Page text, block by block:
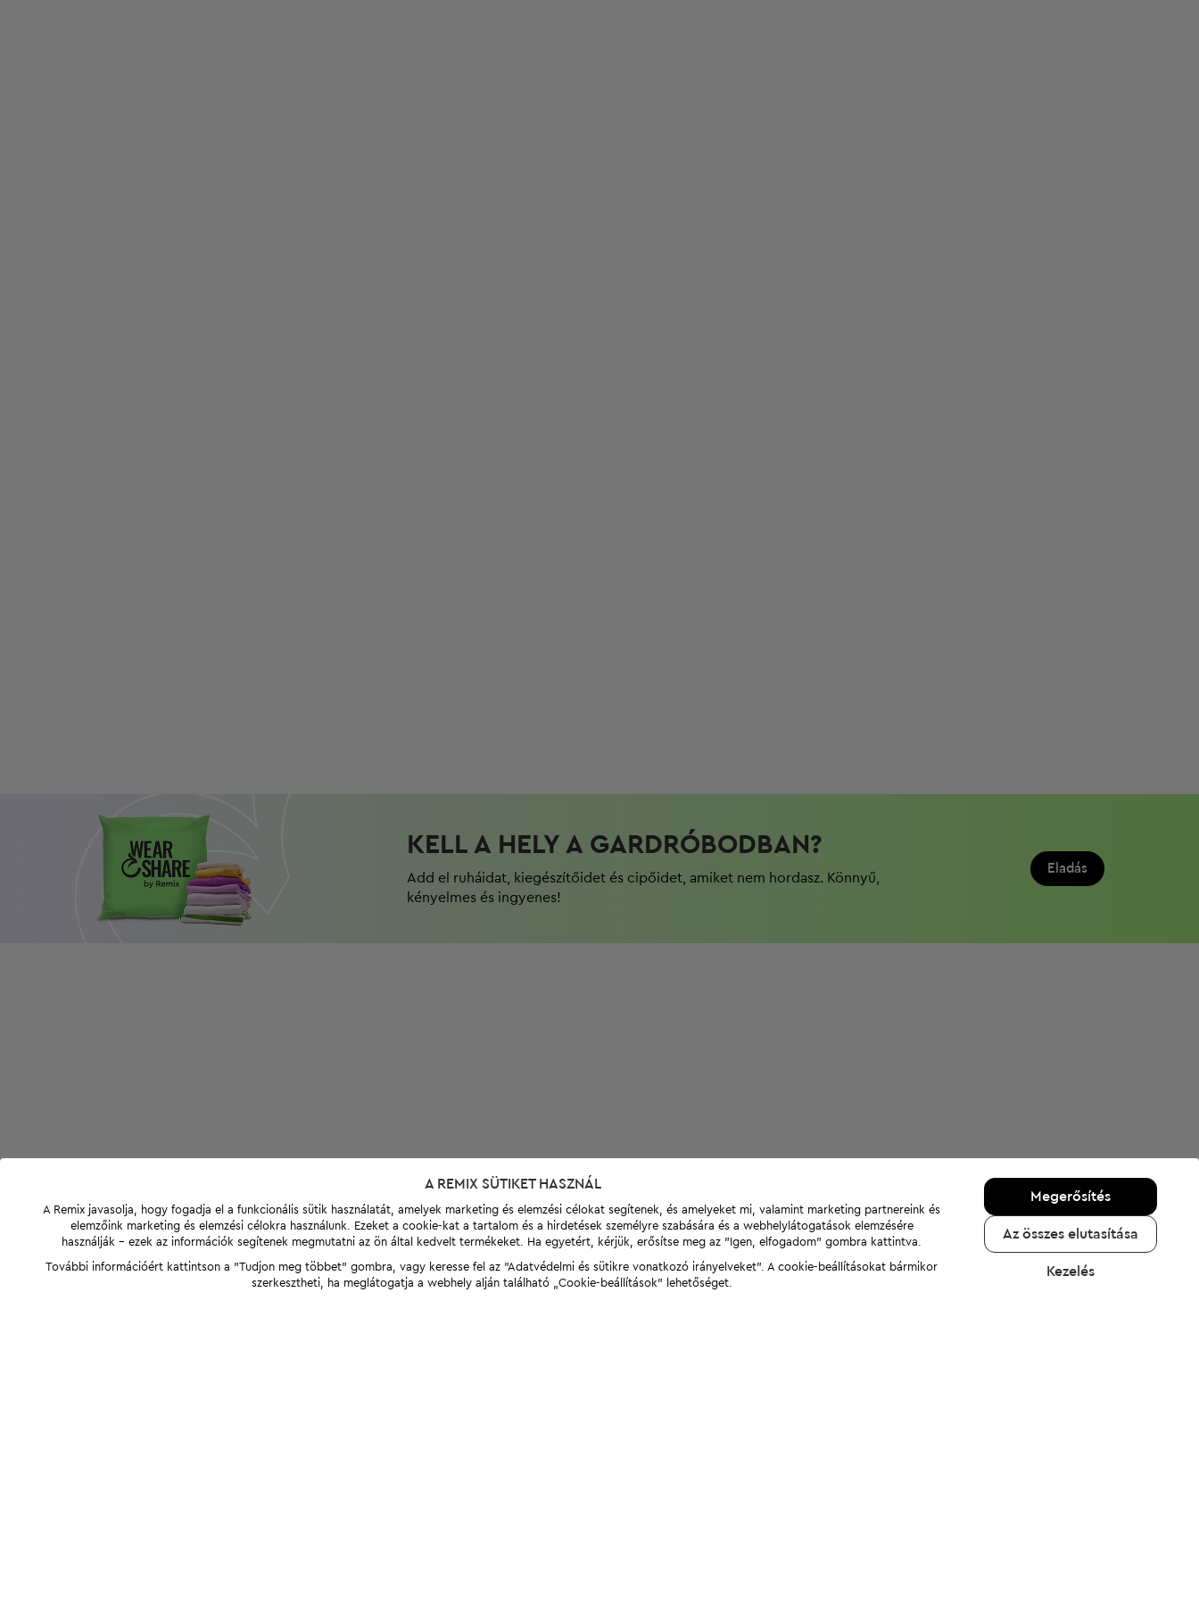
KELL A HELY A GARDRÓBODBAN?
Add el ruháidat, kiegészítőidet és cipőidet, amiket nem hordasz. Könnyű,
kényelmes és ingyenes!
Eladás
A REMIX SÜTIKET HASZNÁL
A Remix javasolja, hogy fogadja el a funkcionális sütik használatát, amelyek marketing és elemzési célokat segítenek, és amelyeket mi, valamint marketing partnereink és
elemzőink marketing és elemzési célokra használunk. Ezeket a cookie-kat a tartalom és a hirdetések személyre szabására és a webhelylátogatások elemzésére
használják - ezek az információk segítenek megmutatni az ön által kedvelt termékeket. Ha egyetért, kérjük, erősítse meg az "Igen, elfogadom" gombra kattintva.
További információért kattintson a "Tudjon meg többet" gombra, vagy keresse fel az "Adatvédelmi és sütikre vonatkozó irányelveket". A cookie-beállításokat bármikor
szerkesztheti, ha meglátogatja a webhely alján található „Cookie-beállítások” lehetőséget.
Megerősítés
Az összes elutasítása
Kezelés